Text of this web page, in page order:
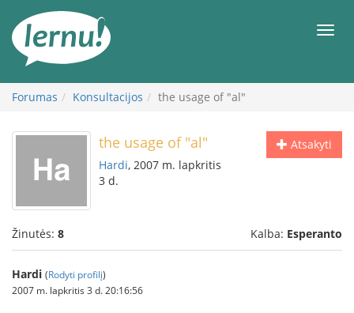
turinį
Forumas Konsultacijos the usage of "al"
Atsakyti
the usage of "al"
Hardi, 2007 m. lapkritis
3 d.
Žinutės: 8 Kalba: Esperanto
Hardi (Rodyti profilį)
2007 m. lapkritis 3 d. 20:16:56